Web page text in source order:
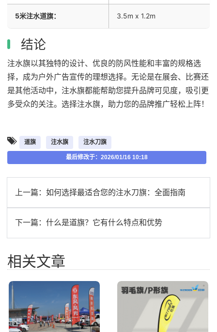
5米注水道旗： 3.5m x 1.2m
结论
注水旗以其独特的设计、优良的防风性能和丰富的规格选
择，成为户外广告宣传的理想选择。无论是在展会、比赛还
是其他活动中，注水旗都能帮助您提升品牌可见度，吸引更
多受众的关注。选择注水旗，助力您的品牌推广轻松上阵！
道旗 注水旗 注水刀旗
最后修改于：2026/01/16 10:18
上一篇： 如何选择最适合您的注水刀旗：全面指南
下一篇： 什么是道旗？它有什么特点和优势
相关文章